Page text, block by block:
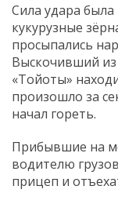
Сила удара
кукурузные
просыпались
Выскочивший
«Тойоты»
произошло за
начал гореть.
Прибывшие на
водителю
прицеп и